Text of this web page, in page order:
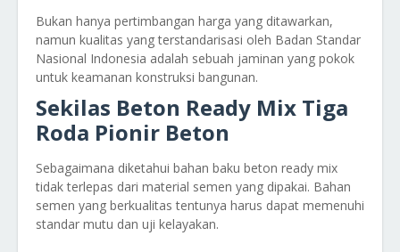
Bukan hanya pertimbangan harga yang ditawarkan,
namun kualitas yang terstandarisasi oleh Badan Standar
Nasional Indonesia adalah sebuah jaminan yang pokok
untuk keamanan konstruksi bangunan.
Sekilas Beton Ready Mix Tiga
Roda Pionir Beton
Sebagaimana diketahui bahan baku beton ready mix
tidak terlepas dari material semen yang dipakai. Bahan
semen yang berkualitas tentunya harus dapat memenuhi
standar mutu dan uji kelayakan.